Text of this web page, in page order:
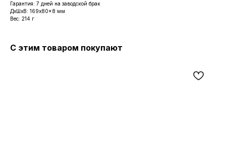
Гарантия: 7 дней на заводской брак
ДxШxВ: 169x80x8 мм
Вес: 214 г
С этим товаром покупают